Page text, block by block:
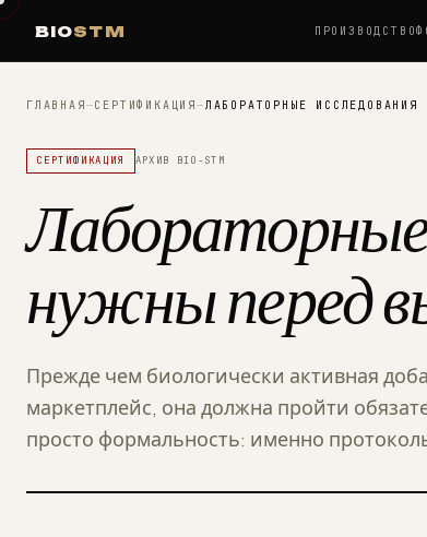
BIOSTM ПРОИЗВОДСТВО
ГЛАВНАЯ—СЕРТИФИКАЦИЯ—ЛАБОРАТОРНЫЕ
СЕРТИФИКАЦИЯ АРХИВ BIO-STM
Лабораторные
нужны перед
Прежде чем биологически активная
маркетплейс, она должна пройти
просто формальность: именно